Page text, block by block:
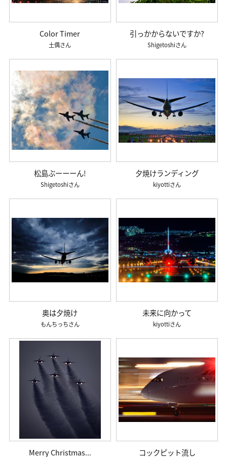
Color Timer
土偶
引っかからないですか?
Shigetoshi
松島ぶーーーん!
Shigetoshi
夕焼けランディング
kiyotti
奥は夕焼け
もんちっち
未来に向かって
kiyotti
Merry Christmas... コックピット流し